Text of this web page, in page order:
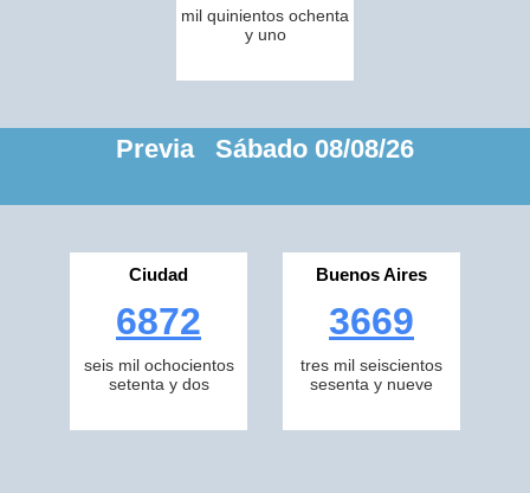
mil quinientos ochenta
y uno
Previa Sábado 08/08/26
Ciudad
6872
seis mil ochocientos
setenta y dos
Buenos Aires
3669
tres mil seiscientos
sesenta y nueve